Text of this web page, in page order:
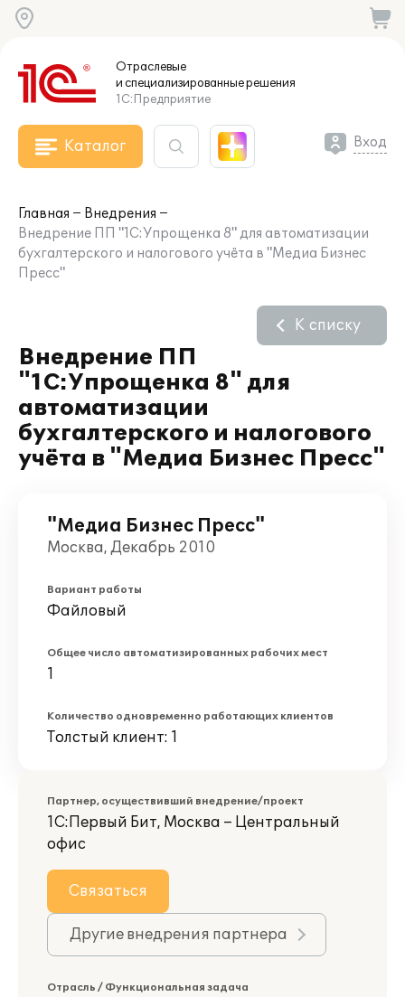
Отраслевые
и специализированныерешения
1С:Предприятие
Каталог Вход
Главная
Внедрения
Внедрение ПП "1С:Упрощенка 8" для автоматизации
бухгалтерского и налогового учёта в "Медиа Бизнес
Пресс"
Внедрение ПП
"1С:Упрощенка 8" для
автоматизации
бухгалтерского и налогового
учёта в "Медиа Бизнес Пресс"
К списку
"Медиа Бизнес Пресс"
Москва, Декабрь 2010
Вариант работы
Файловый
Общее число автоматизированных рабочих мест
1
Количество одновременно работающих клиентов
Толстый клиент: 1
Партнер, осуществивший внедрение/проект
1С:Первый Бит, Москва – Центральный
офис
Связаться
Другие внедрения партнера
Отрасль / Функциональная задача